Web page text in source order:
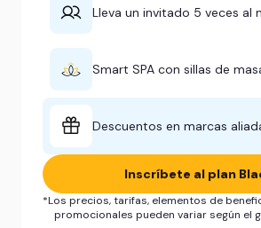
Lleva un invitado 5 veces al
Smart SPA con sillas de
Descuentos en marcas
Inscríbete al plan
*Los precios, tarifas, elementos de
promocionales pueden variar según el